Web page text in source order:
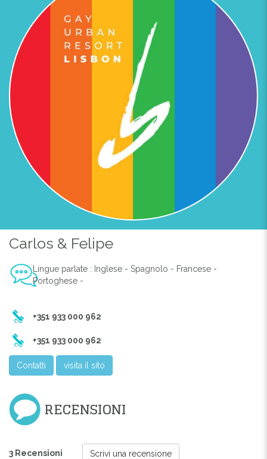
Previous
Carlos & Felipe
Lingue parlate : Inglese - Spagnolo - Francese -
Portoghese -
+351 933 000 962
+351 933 000 962
Contatti visita il sito
RECENSIONI
3 Recensioni Scrivi una recensione